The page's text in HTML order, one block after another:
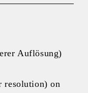
Auflösung)
resolution) on